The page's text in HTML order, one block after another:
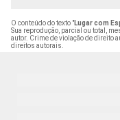
O conteúdo do texto "Lugar com
Sua reprodução, parcial ou total,
autor. Crime de violação de direito
direitos autorais